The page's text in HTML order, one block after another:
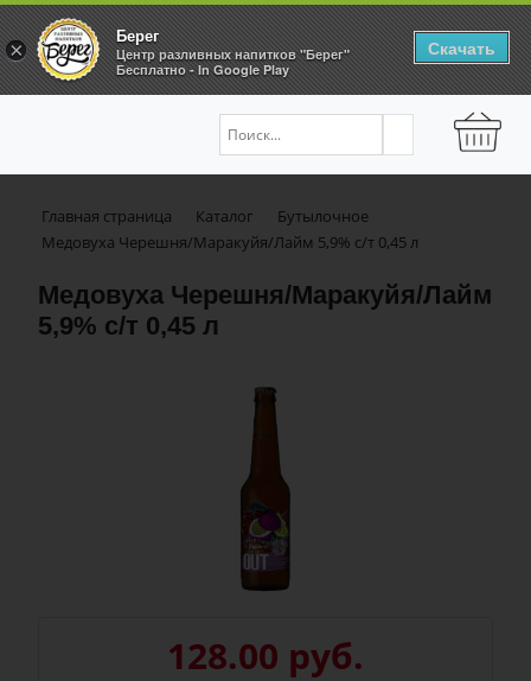
Главная страница Каталог
Бутылочное
Медовуха Черешня/Маракуйя/Лайм 5,9% с/т 0,45 л
Медовуха Черешня/Маракуйя/Лайм
5,9% с/т 0,45 л
128.00 руб.
×
Берег
Центр разливных напитков "Берег"
Бесплатно - In Google Play
Скачать